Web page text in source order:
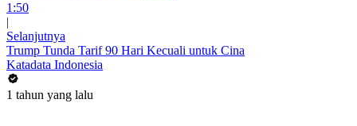
1:50
|
Selanjutnya
Trump Tunda Tarif 90 Hari Kecuali untuk Cina
Katadata Indonesia
1 tahun yang lalu